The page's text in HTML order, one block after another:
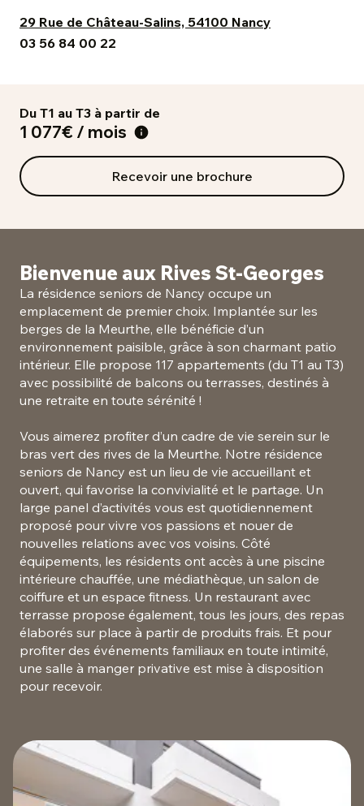
29 Rue de Château-Salins, 54100 Nancy
03 56 84 00 22
Du T1 au T3 à partir de
1 077€ / mois
Recevoir une brochure
Bienvenue aux Rives St-Georges
La résidence seniors de Nancy occupe un
emplacement de premier choix. Implantée sur les
berges de la Meurthe, elle bénéficie d’un
environnement paisible, grâce à son charmant patio
intérieur. Elle propose 117 appartements (du T1 au T3)
avec possibilité de balcons ou terrasses, destinés à
une retraite en toute sérénité !
Vous aimerez profiter d’un cadre de vie serein sur le
bras vert des rives de la Meurthe. Notre résidence
seniors de Nancy est un lieu de vie accueillant et
ouvert, qui favorise la convivialité et le partage. Un
large panel d’activités vous est quotidiennement
proposé pour vivre vos passions et nouer de
nouvelles relations avec vos voisins. Côté
équipements, les résidents ont accès à une piscine
intérieure chauffée, une médiathèque, un salon de
coiffure et un espace fitness. Un restaurant avec
terrasse propose également, tous les jours, des repas
élaborés sur place à partir de produits frais. Et pour
profiter des événements familiaux en toute intimité,
une salle à manger privative est mise à disposition
pour recevoir.